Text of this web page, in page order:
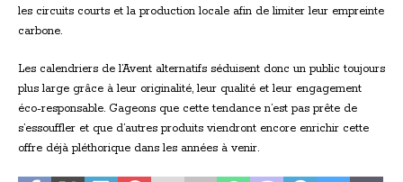
les circuits courts et la production locale afin de limiter leur empreinte
carbone.
Les calendriers de l’Avent alternatifs séduisent donc un public toujours
plus large grâce à leur originalité, leur qualité et leur engagement
éco-responsable. Gageons que cette tendance n’est pas prête de
s’essouffler et que d’autres produits viendront encore enrichir cette
offre déjà pléthorique dans les années à venir.